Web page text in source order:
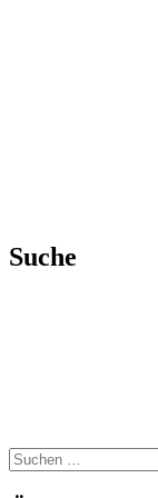
Suche